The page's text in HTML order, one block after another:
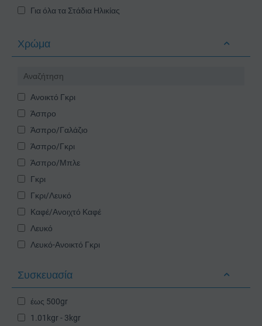
Για όλα τα Στάδια Ηλικίας
Χρώμα
Ανοικτό Γκρι
Άσπρο
Άσπρο/Γαλάζιο
Άσπρο/Γκρι
Άσπρο/Μπλε
Γκρι
Γκρι/Λευκό
Καφέ/Ανοιχτό Καφέ
Λευκό
Λευκό-Ανοικτό Γκρι
Λευκό/Μπορντό
Συσκευασία
έως 500gr
1.01kgr - 3kgr